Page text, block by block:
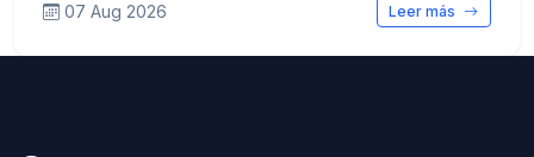
07 Aug 2026 Leer más